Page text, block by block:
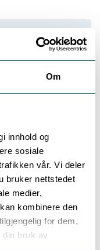
Om
innhold og
sosiale
vår. Vi deler
bruker nettstedet
medier,
kombinere den
for dem,
din bruk av